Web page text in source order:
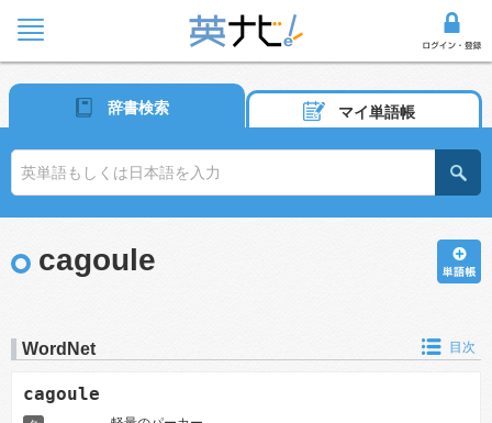
辞書検索 マイ単語帳
cagoule
WordNet 目次
cagoule